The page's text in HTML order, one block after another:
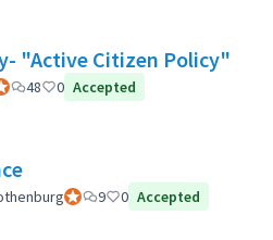
"Active Citizen Policy"
officiel
48 0 Accepted
Participant officiel
9 0 Accepted